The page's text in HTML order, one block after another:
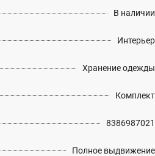
В наличии
Интерьер
Хранение одежды
Комплект
8386987021
Полное выдвижение